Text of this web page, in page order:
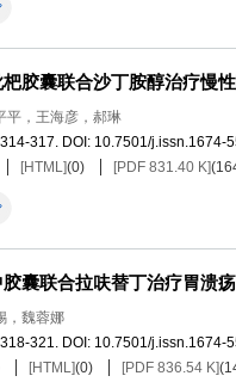
胶囊联合沙丁胺醇治疗慢
平，王海彦，郝琳
317. DOI: 10.7501/j.issn.1674-
[HTML](0) [PDF 831.40 K](
囊联合拉呋替丁治疗胃溃
，魏蓉娜
321. DOI: 10.7501/j.issn.1674-
[HTML](0) [PDF 836.54 K](